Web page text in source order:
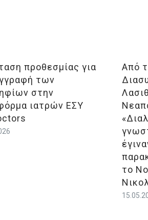
προθεσμίας για
των
στην
ιατρών ΕΣΥ
Από
το